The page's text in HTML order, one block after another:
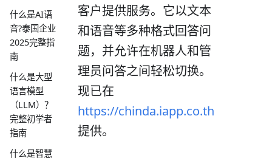
什么是AI语
音?泰国企业
2025完整指
南
什么是大型
语言模型
（LLM）？
完整初学者
指南
什么是智慧
客户提供服务。它以文本
和语音等多种格式回答问
题，并允许在机器人和管
理员问答之间轻松切换。
现已在
https://chinda.iapp.co.th
提供。